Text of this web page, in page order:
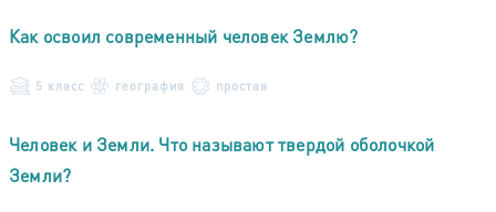
Как освоил современный человек Землю?
5 класс география простая
Человек и Земли. Что называют твердой оболочкой
Земли?